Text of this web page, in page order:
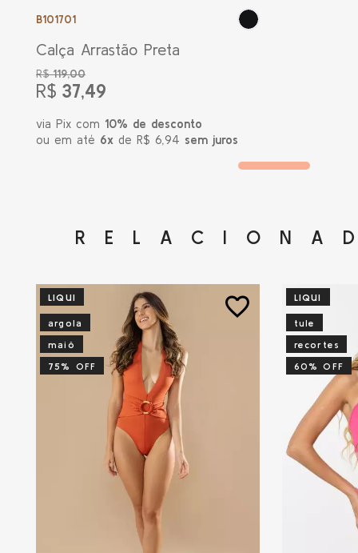
B101701
Calça Arrastão Preta
R$119,00
R$ 37,49
via Pix com 10% de desconto
ou em até 6x de R$ 6,94 sem juros
LIQUI
argola
maiô
75% OFF
favorite_border LIQUI
tule
recortes
60% OFF